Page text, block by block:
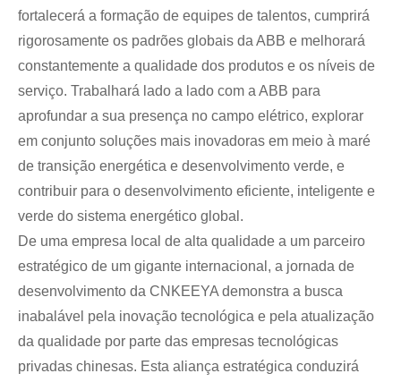
fortalecerá a formação de equipes de talentos, cumprirá
rigorosamente os padrões globais da ABB e melhorará
constantemente a qualidade dos produtos e os níveis de
serviço. Trabalhará lado a lado com a ABB para
aprofundar a sua presença no campo elétrico, explorar
em conjunto soluções mais inovadoras em meio à maré
de transição energética e desenvolvimento verde, e
contribuir para o desenvolvimento eficiente, inteligente e
verde do sistema energético global.
De uma empresa local de alta qualidade a um parceiro
estratégico de um gigante internacional, a jornada de
desenvolvimento da CNKEEYA demonstra a busca
inabalável pela inovação tecnológica e pela atualização
da qualidade por parte das empresas tecnológicas
privadas chinesas. Esta aliança estratégica conduzirá